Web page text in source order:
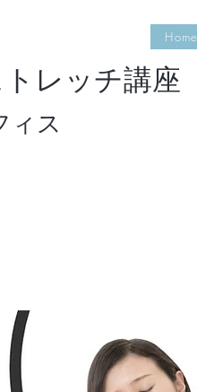
レッチ講座
ィス
Home